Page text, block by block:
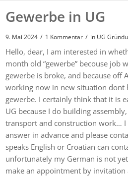
Gewerbe in UG
9. Mai 2024 / 1 Kommentar / in UG
Hello, dear, I am interested in
month old “gewerbe” becouse job
gewerbe is broke, and because off
working now in new situation dont
gewerbe. I certainly think that it is
UG because I do building
transport and construction work…
answer in advance and please
speaks English or Croatian can
unfortunately my German is not
make an appointment by invitation